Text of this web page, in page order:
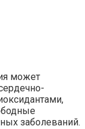
может
заболеваний.